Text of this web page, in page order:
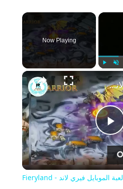
Now Playing
Play
Video
لعبة الموبايل فيري لاند - Fieryland
لعبة الموبايل فيري لاند - Fieryland